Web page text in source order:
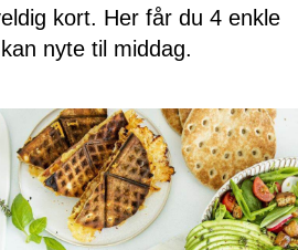
kort. Her får du 4 enkle
nyte til middag.